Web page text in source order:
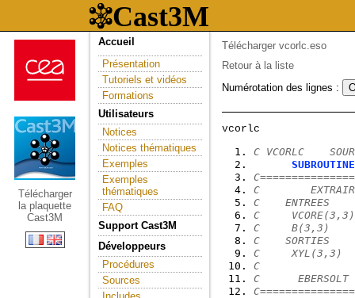
Télécharger
la plaquette
Cast3M
Accueil
Présentation
Tutoriels et vidéos
Formations
Utilisateurs
Notices
Notices thématiques
Exemples
Exemples
thématiques
FAQ
Support Cast3M
Développeurs
Procédures
Sources
Télécharger vcorlc.eso
Retour à la liste
Numérotation des lignes :
C VCORLC
SUBROUTINE
C        EXTRAIRE
C    ENTREES
C     VCORE(3,3) =
C     B(3,3)     =
C    SORTIES
C     XYL(3,3)   =
C
C      EBERSOLT